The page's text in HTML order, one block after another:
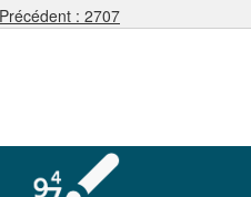
Précédent : 2707